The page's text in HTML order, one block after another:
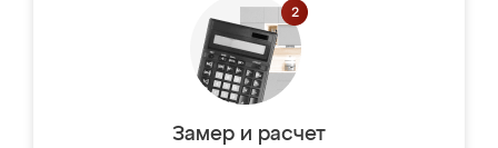
Замер и расчет